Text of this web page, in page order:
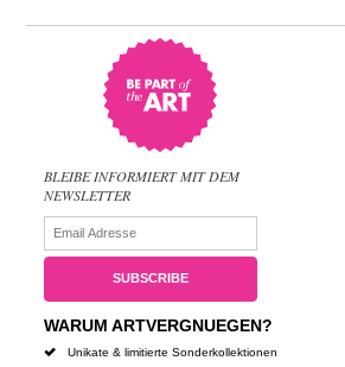
BLEIBE INFORMIERT MIT DEM
NEWSLETTER
WARUM ARTVERGNUEGEN?
Unikate & limitierte Sonderkollektionen